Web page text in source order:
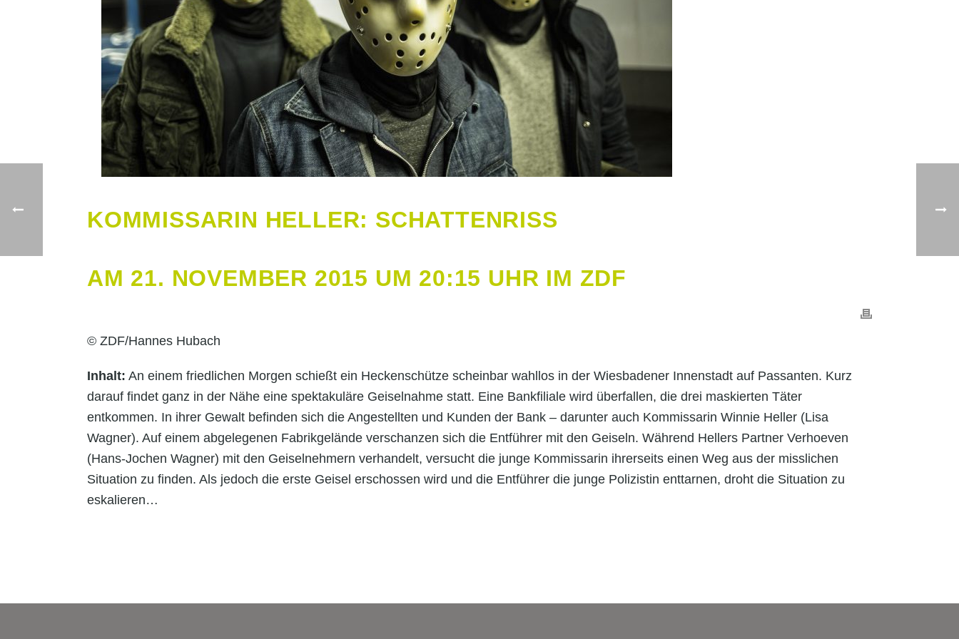
KOMMISSARIN HELLER: SCHATTENRISS
AM 21. NOVEMBER 2015 UM 20:15 UHR IM ZDF
© ZDF/Hannes Hubach
Inhalt: An einem friedlichen Morgen schießt ein Heckenschütze scheinbar wahllos in der Wiesbadener Innenstadt auf Passanten. Kurz
darauf findet ganz in der Nähe eine spektakuläre Geiselnahme statt. Eine Bankfiliale wird überfallen, die drei maskierten Täter
entkommen. In ihrer Gewalt befinden sich die Angestellten und Kunden der Bank – darunter auch Kommissarin Winnie Heller (Lisa
Wagner). Auf einem abgelegenen Fabrikgelände verschanzen sich die Entführer mit den Geiseln. Während Hellers Partner Verhoeven
(Hans-Jochen Wagner) mit den Geiselnehmern verhandelt, versucht die junge Kommissarin ihrerseits einen Weg aus der misslichen
Situation zu finden. Als jedoch die erste Geisel erschossen wird und die Entführer die junge Polizistin enttarnen, droht die Situation zu
eskalieren…